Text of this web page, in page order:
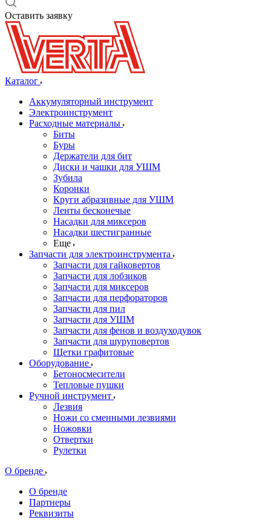
Оставить заявку
Каталог
Аккумуляторный инструмент
Электроинструмент
Расходные материалы
Биты
Буры
Держатели для бит
Диски и чашки для УШМ
Зубила
Коронки
Круги абразивные для УШМ
Ленты бесконечые
Насадки для миксеров
Насадки шестигранные
Еще
Запчасти для электроинструмента
Запчасти для гайковертов
Запчасти для лобзиков
Запчасти для миксеров
Запчасти для перфораторов
Запчасти для пил
Запчасти для УШМ
Запчасти для фенов и воздуходувок
Запчасти для шуруповертов
Щетки графитовые
Оборудование
Бетоносмесители
Тепловые пушки
Ручной инструмент
Лезвия
Ножи со сменными лезвиями
Ножовки
Отвертки
Рулетки
О бренде
О бренде
Партнеры
Реквизиты